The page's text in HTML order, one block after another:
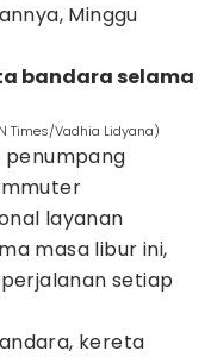
Minggu
bandara selama
Times/Vadhia Lidyana)
penumpang
layanan
masa libur ini,
setiap
kereta